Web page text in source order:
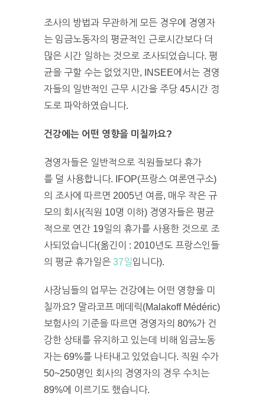
조사의 방법과 무관하게 모든 경우에 경영자
는 임금노동자의 평균적인 근로시간보다 더
많은 시간 일하는 것으로 조사되었습니다. 평
균을 구할 수는 없었지만, INSEE에서는 경영
자들의 일반적인 근무 시간을 주당 45시간 정
도로 파악하였습니다.
건강에는 어떤 영향을 미칠까요?
경영자들은 일반적으로 직원들보다 휴가
를 덜 사용합니다. IFOP(프랑스 여론연구소)
의 조사에 따르면 2005년 여름, 매우 작은 규
모의 회사(직원 10명 이하) 경영자들은 평균
적으로 연간 19일의 휴가를 사용한 것으로 조
사되었습니다(옮긴이 : 2010년도 프랑스인들
의 평균 휴가일은 37일입니다).
사장님들의 업무는 건강에는 어떤 영향을 미
칠까요? 말라코프 메데릭(Malakoff Médéric)
보험사의 기준을 따르면 경영자의 80%가 건
강한 상태를 유지하고 있는데 비해 임금노동
자는 69%를 나타내고 있었습니다. 직원 수가
50~250명인 회사의 경영자의 경우 수치는
89%에 이르기도 했습니다.